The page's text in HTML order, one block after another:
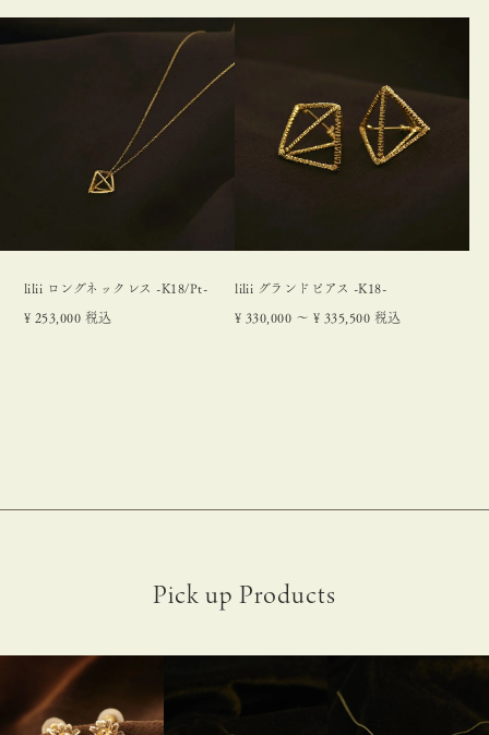
lilii ロングネックレス -K18/Pt-
¥ 253,000 税込
lilii グランドピアス -K18-
¥ 330,000 〜 ¥ 335,500 税込